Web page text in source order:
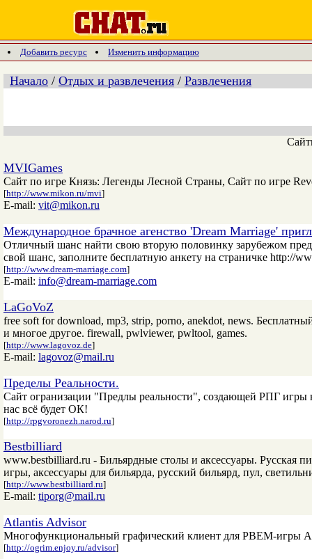
Добавить ресурс Изменить информацию
Начало / Отдых и развлечения / Развлечения
MVIGames
Сайт по игре Князь: Легенды Лесной Страны, Сайт по игре
[http://www.mikon.ru/mvi]
E-mail: vit@mikon.ru
Международное брачное агенство 'Dream Marriage'
Отличный шанс найти свою вторую половинку зарубежом
свой шанс, заполните бесплатную анкету на страничке http://
[http://www.dream-marriage.com]
E-mail: info@dream-marriage.com
LaGoVoZ
free soft for download, mp3, strip, porno, anekdot, news.
и многое другое. firewall, pwlviewer, pwltool, games.
[http://www.lagovoz.de]
E-mail: lagovoz@mail.ru
Пределы Реальности.
Сайт огранизации "Предлы реальности", создающей РПГ
нас всё будет ОК!
[http://rpgvoronezh.narod.ru]
Bestbilliard
www.bestbilliard.ru - Бильярдные столы и аксессуары. Русская
игры, аксессуары для бильярда, русский бильярд, пул,
[http://www.bestbilliard.ru]
E-mail: tiporg@mail.ru
Atlantis Advisor
Многофункциональный графический клиент для PBEM-игры
[http://ogrim.enjoy.ru/advisor]